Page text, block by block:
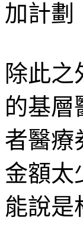
加計劃
除此之
的基層
者醫療
金額太
能說是